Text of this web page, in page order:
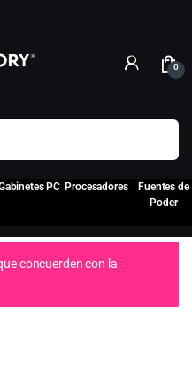
0
PC Procesadores
Fuentes de
Poder
concuerden con la